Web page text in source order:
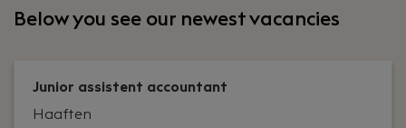
Below you see our newest vacancies
Junior assistent accountant
Haaften